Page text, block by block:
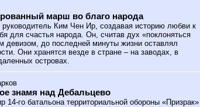
марш во благо народа
руководитель Ким Чен Ир, создавая историю любви к
для счастья народа. Он, считав дух «поклоняться
девизом, до последней минуты жизни оставлял
Они хранятся везде в стране – на заводах, в
островах.
знамя над Дебальцево
14-го батальона территориальной обороны «Призрак»